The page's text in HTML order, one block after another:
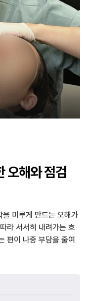
오해와 점검
미루게 만드는 오해가
라 서서히 내려가는 흐
편이 나중 부담을 줄여